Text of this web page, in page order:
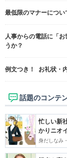
最低限のマナーについ
人事からの電話に「
うか？
例文つき！ お礼状・
話題のコンテ
忙しい新
かりニオ
身だしなみ